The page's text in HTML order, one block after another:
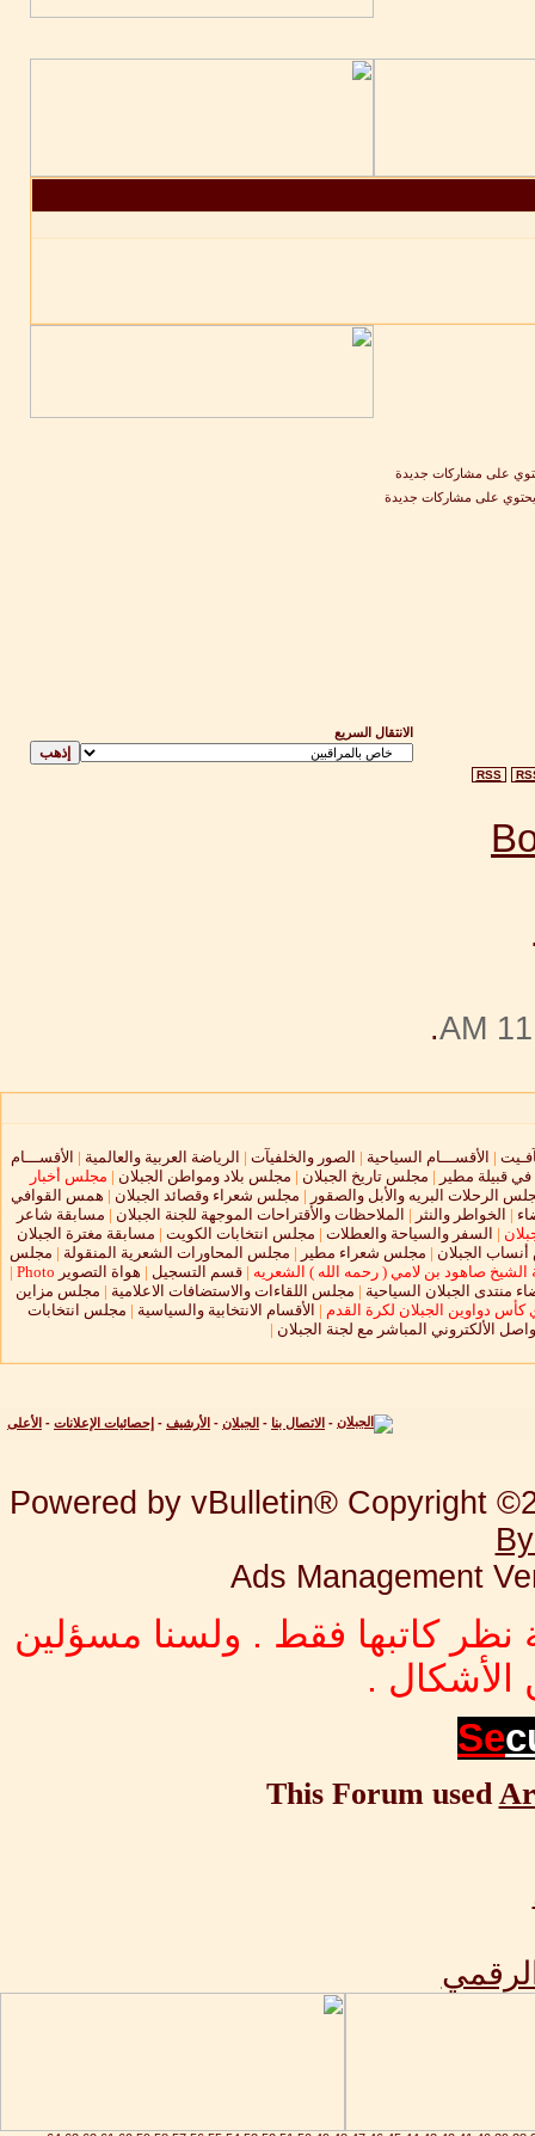
على مشاركات جديدة
على مشاركات جديدة
الانتقال السريع
RSS
.
| الأقســـام السياحية | الصور والخلفيآت | الرياضة العربية والعالمية | الأقســـام
في قبيلة مطير | مجلس تاريخ الجبلان | مجلس بلاد ومواطن الجبلان | مجلس أخبار
الرحلات البريه والأبل والصقور | مجلس شعراء وقصائد الجبلان | همس القوافي
| الخواطر والنثر | الملاحظات والأقتراحات الموجهة للجنة الجبلان | مسابقة شاعر
| السفر والسياحة والعطلات | مجلس انتخابات الكويت | مسابقة مغترة الجبلان
الجبلان | مجلس شعراء مطير | مجلس المحاورات الشعرية المنقولة | مجلس
الشيخ صاهود بن لامي ( رحمه الله ) الشعريه | قسم التسجيل | هواة التصوير Photo
|
منتدى الجبلان السياحية | مجلس اللقاءات والاستضافات الاعلامية | مجلس مزاين
كأس دواوين الجبلان لكرة القدم | الأقسام الانتخابية والسياسية | مجلس انتخابات
الألكتروني المباشر مع لجنة الجبلان |
- الاتصال بنا - الجبلان - الأرشيف - إحصائيات الإعلانات - الأعلى
Powered by vBulletin® Copyright
Ads Management
نظر كاتبها فقط . ولسنا مسؤلين
.
Se
This Forum used